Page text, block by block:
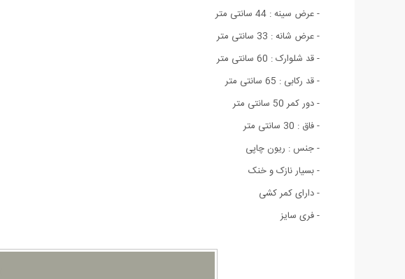
- عرض سینه : 44 سانتی متر
- عرض شانه : 33 سانتی متر
- قد شلوارک : 60 سانتی متر
- قد رکابی : 65 سانتی متر
- دور کمر 50 سانتی متر
- فاق : 30 سانتی متر
- جنس : ریون چاپی
- بسیار نازک و خنک
- دارای کمر کشی
- فری سایز